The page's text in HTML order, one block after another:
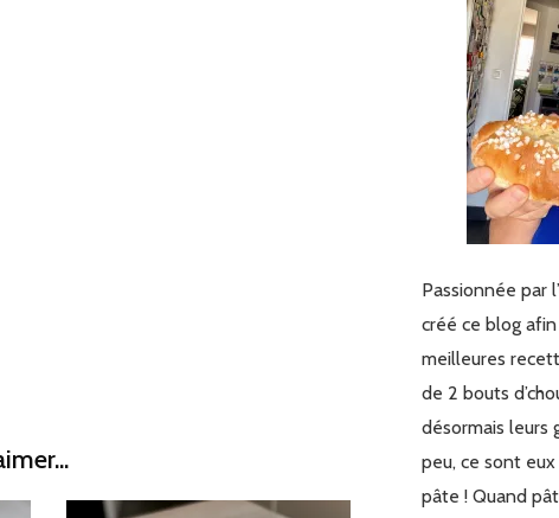
Passionnée par
créé ce blog
meilleures
de 2 bouts
désormais leurs
peu, ce sont
pâte ! Quand